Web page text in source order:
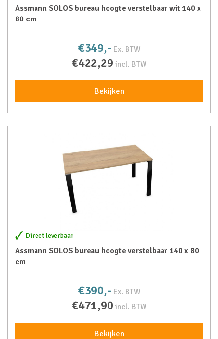
Assmann SOLOS bureau hoogte verstelbaar wit 140 x
80 cm
€349,- Ex. BTW
€422,29 incl. BTW
Bekijken
Direct leverbaar
Assmann SOLOS bureau hoogte verstelbaar 140 x 80
cm
€390,- Ex. BTW
€471,90 incl. BTW
Bekijken